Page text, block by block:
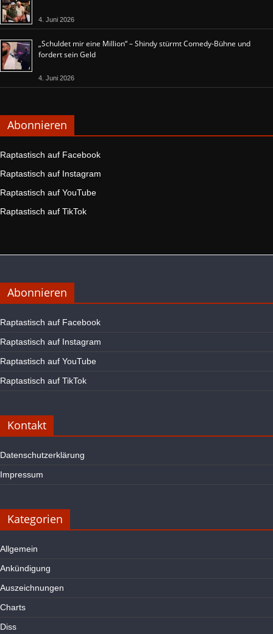
4. Juni 2026
„Schuldet mir eine Million“ – Shindy stürmt Comedy-Bühne und
fordert sein Geld
4. Juni 2026
Abonnieren
Raptastisch auf Facebook
Raptastisch auf Instagram
Raptastisch auf YouTube
Raptastisch auf TikTok
Abonnieren
Raptastisch auf Facebook
Raptastisch auf Instagram
Raptastisch auf YouTube
Raptastisch auf TikTok
Kontakt
Datenschutzerklärung
Impressum
Kategorien
Allgemein
Ankündigung
Auszeichnungen
Charts
Diss